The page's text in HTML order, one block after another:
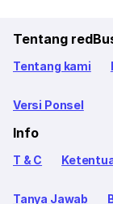
Tentang
Tentang kami
Versi Ponsel
Info
T & C
Tanya Jawab